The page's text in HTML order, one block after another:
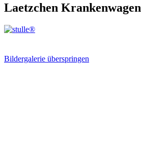
Laetzchen Krankenwagen
Bildergalerie überspringen